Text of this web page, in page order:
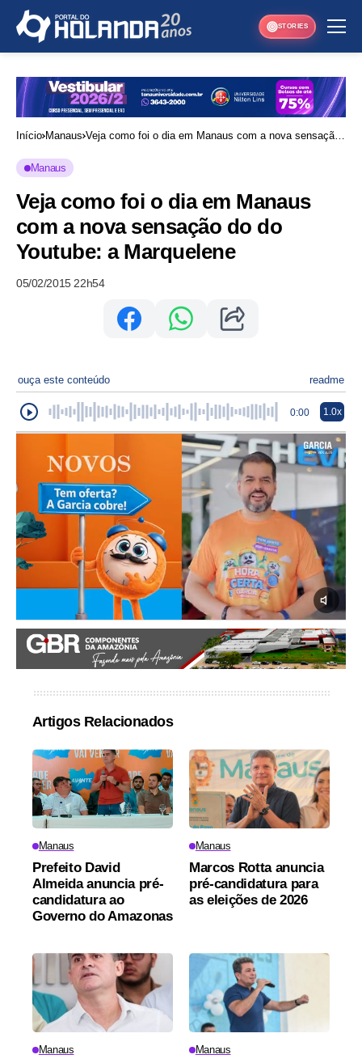
STORIES
Início Manaus Veja como foi o dia em Manaus com a nova sensação
Manaus
Veja como foi o dia em Manaus
com a nova sensação do do
Youtube: a Marquelene
05/02/2015 22h54
ouça este conteúdo readme
0:00 1.0x
Artigos Relacionados
Manaus
Prefeito David
Almeida anuncia pré-
candidatura ao
Governo do Amazonas
Manaus
Marcos Rotta anuncia
pré-candidatura para
as eleições de 2026
Manaus Manaus